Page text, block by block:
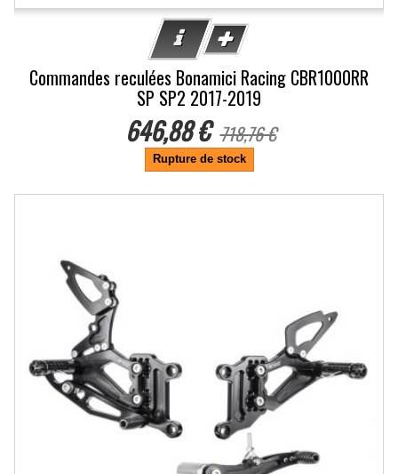
Commandes reculées Bonamici Racing CBR1000RR
SP SP2 2017-2019
646,88 € 718,76 €
Rupture de stock